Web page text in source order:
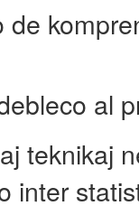
de
al
teknikaj
inter